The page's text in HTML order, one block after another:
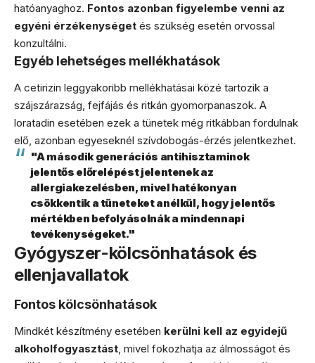
hatóanyaghoz. Fontos azonban figyelembe venni az
egyéni érzékenységet és szükség esetén orvossal
konzultálni.
Egyéb lehetséges mellékhatások
A cetirizin leggyakoribb mellékhatásai közé tartozik a
szájszárazság, fejfájás és ritkán gyomorpanaszok. A
loratadin esetében ezek a tünetek még ritkábban fordulnak
elő, azonban egyeseknél szívdobogás-érzés jelentkezhet.
"A második generációs antihisztaminok
jelentős előrelépést jelentenek az
allergiakezelésben, mivel hatékonyan
csökkentik a tüneteket anélkül, hogy jelentős
mértékben befolyásolnák a mindennapi
tevékenységeket."
Gyógyszer-kölcsönhatások és
ellenjavallatok
Fontos kölcsönhatások
Mindkét készítmény esetében kerülni kell az egyidejű
alkoholfogyasztást, mivel fokozhatja az álmosságot és